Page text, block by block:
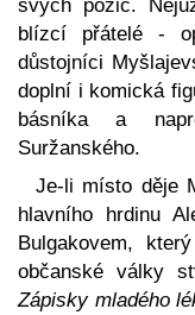
svých pozic.
blízcí přátelé -
důstojníci
doplní i komická
básníka a
Suržanského.
Je-li místo děje
hlavního hrdinu
Bulgakovem,
občanské války
Zápisky mladého